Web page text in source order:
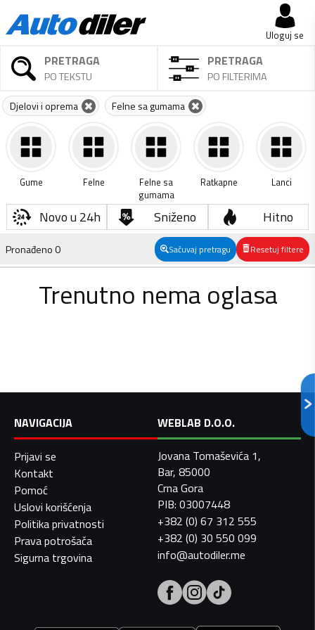
Uloguj se
PRETRAGA
PO TEKSTU
PRETRAGA
PO FILTERIMA
Djelovi i oprema Felne sa gumama
Gume Felne
Felne sa
gumama
Ratkapne Lanci
Novo u 24h Sniženo Hitno
Pronađeno0 Sačuvaj pretragu Resetuj filtere
Trenutno nema oglasa
NAVIGACIJA
Prijavi se
Kontakt
Pomoć
Uslovi korišćenja
Politika privatnosti
Prava potrošača
Sigurna trgovina
WEBLAB D.O.O.
Jovana Tomaševića 1,
Bar, 85000
Crna Gora
PIB: 03007448
+382 (0) 67 312 555
+382 (0) 30 550 099
info@autodiler.me